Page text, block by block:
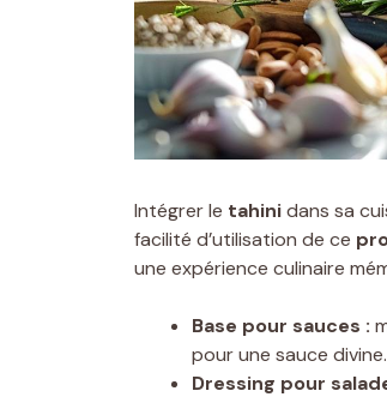
Intégrer le tahinidans sa
facilité d’utilisation de ce
une expérience culinaire
Base pour sauces :
pour une sauce divine.
Dressing pour